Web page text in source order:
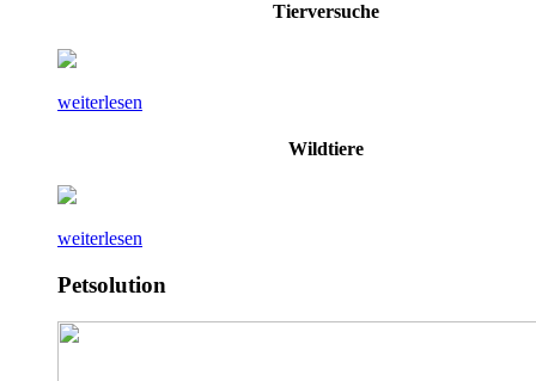
Tierversuche
weiterlesen
Wildtiere
weiterlesen
Petsolution